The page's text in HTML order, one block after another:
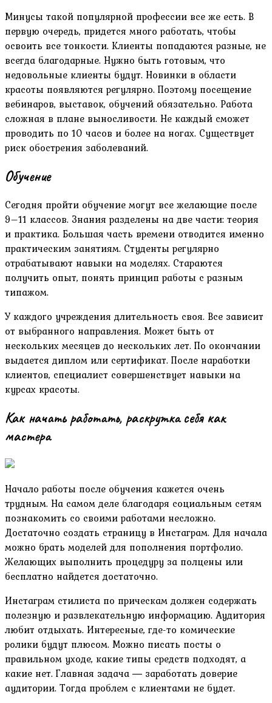
Минусы такой популярной профессии все же есть. В
первую очередь, придется много работать, чтобы
освоить все тонкости. Клиенты попадаются разные, не
всегда благодарные. Нужно быть готовым, что
недовольные клиенты будут. Новинки в области
красоты появляются регулярно. Поэтому посещение
вебинаров, выставок, обучений обязательно. Работа
сложная в плане выносливости. Не каждый сможет
проводить по 10 часов и более на ногах. Существует
риск обострения заболеваний.
Обучение
Сегодня пройти обучение могут все желающие после
9–11 классов. Знания разделены на две части: теория
и практика. Большая часть времени отводится именно
практическим занятиям. Студенты регулярно
отрабатывают навыки на моделях. Стараются
получить опыт, понять принцип работы с разным
типажом.
У каждого учреждения длительность своя. Все зависит
от выбранного направления. Может быть от
нескольких месяцев до нескольких лет. По окончании
выдается диплом или сертификат. После наработки
клиентов, специалист совершенствует навыки на
курсах красоты.
Как начать работать, раскрутка себя как
мастера
Начало работы после обучения кажется очень
трудным. На самом деле благодаря социальным сетям
познакомить со своими работами несложно.
Достаточно создать страницу в Инстаграм. Для начала
можно брать моделей для пополнения портфолио.
Желающих выполнить процедуру за полцены или
бесплатно найдется достаточно.
Инстаграм стилиста по прическам должен содержать
полезную и развлекательную информацию. Аудитория
любит отдыхать. Интересные, где-то комические
ролики будут плюсом. Можно писать посты о
правильном уходе, какие типы средств подходят, а
какие нет. Главная задача ― заработать доверие
аудитории. Тогда проблем с клиентами не будет.